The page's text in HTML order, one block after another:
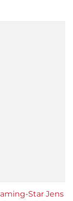
Star Jens